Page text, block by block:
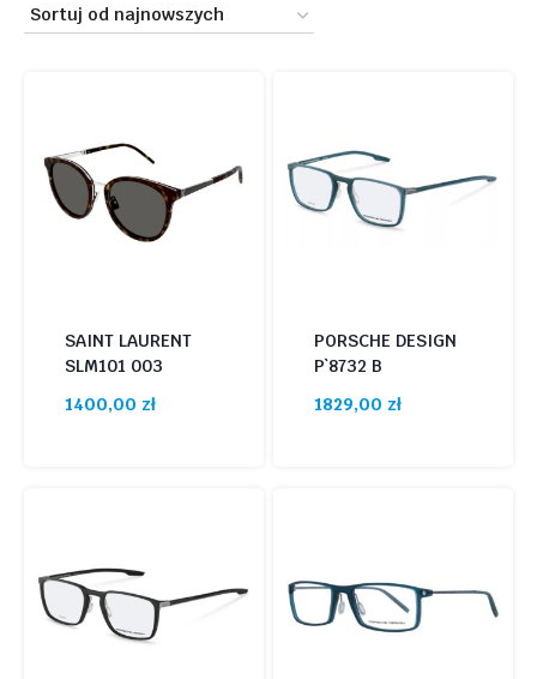
399 zł
najnowszych
SAINT LAURENT
SLM101 003
1400,00 zł
PORSCHE DESIGN
P`8732 B
1829,00 zł